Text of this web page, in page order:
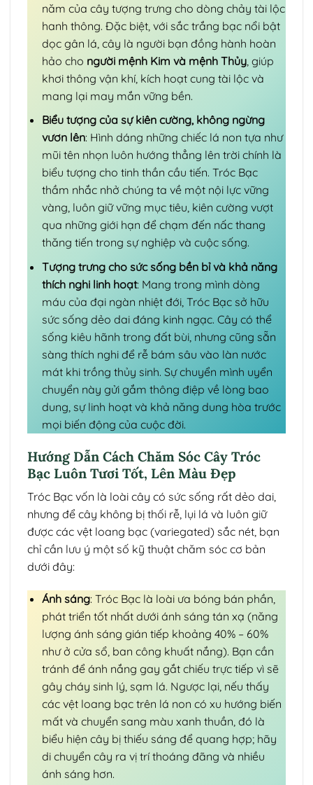
năm của cây tượng trưng cho dòng chảy tài lộc
hanh thông. Đặc biệt, với sắc trắng bạc nổi bật
dọc gân lá, cây là người bạn đồng hành hoàn
hảo cho người mệnh Kim và mệnh Thủy, giúp
khơi thông vận khí, kích hoạt cung tài lộc và
mang lại may mắn vững bền.
Biểu tượng của sự kiên cường, không ngừng
vươn lên: Hình dáng những chiếc lá non tựa như
mũi tên nhọn luôn hướng thẳng lên trời chính là
biểu tượng cho tinh thần cầu tiến. Tróc Bạc
thầm nhắc nhở chúng ta về một nội lực vững
vàng, luôn giữ vững mục tiêu, kiên cường vượt
qua những giới hạn để chạm đến nấc thang
thăng tiến trong sự nghiệp và cuộc sống.
Tượng trưng cho sức sống bền bỉ và khả năng
thích nghi linh hoạt: Mang trong mình dòng
máu của đại ngàn nhiệt đới, Tróc Bạc sở hữu
sức sống dẻo dai đáng kinh ngạc. Cây có thể
sống kiêu hãnh trong đất bùi, nhưng cũng sẵn
sàng thích nghi để rễ bám sâu vào làn nước
mát khi trồng thủy sinh. Sự chuyển mình uyển
chuyển này gửi gắm thông điệp về lòng bao
dung, sự linh hoạt và khả năng dung hòa trước
mọi biến động của cuộc đời.
Hướng Dẫn Cách Chăm Sóc Cây Tróc
Bạc Luôn Tươi Tốt, Lên Màu Đẹp
Tróc Bạc vốn là loài cây có sức sống rất dẻo dai,
nhưng để cây không bị thối rễ, lụi lá và luôn giữ
được các vệt loang bạc (variegated) sắc nét, bạn
chỉ cần lưu ý một số kỹ thuật chăm sóc cơ bản
dưới đây:
Ánh sáng: Tróc Bạc là loài ưa bóng bán phần,
phát triển tốt nhất dưới ánh sáng tán xạ (năng
lượng ánh sáng gián tiếp khoảng 40% – 60%
như ở cửa sổ, ban công khuất nắng). Bạn cần
tránh để ánh nắng gay gắt chiếu trực tiếp vì sẽ
gây cháy sinh lý, sạm lá. Ngược lại, nếu thấy
các vệt loang bạc trên lá non có xu hướng biến
mất và chuyển sang màu xanh thuần, đó là
biểu hiện cây bị thiếu sáng để quang hợp; hãy
di chuyển cây ra vị trí thoáng đãng và nhiều
ánh sáng hơn.